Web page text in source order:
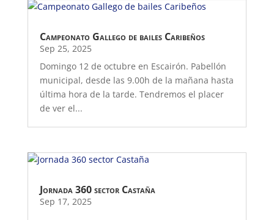
Campeonato Gallego de bailes Caribeños
Sep 25, 2025
Domingo 12 de octubre en Escairón. Pabellón
municipal, desde las 9.00h de la mañana hasta
última hora de la tarde. Tendremos el placer
de ver el...
Jornada 360 sector Castaña
Sep 17, 2025